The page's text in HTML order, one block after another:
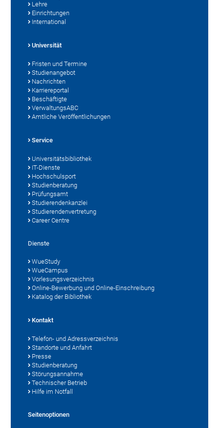
Lehre
Einrichtungen
International
Universität
Fristen und Termine
Studienangebot
Nachrichten
Karriereportal
Beschäftigte
VerwaltungsABC
Amtliche Veröffentlichungen
Service
Universitätsbibliothek
IT-Dienste
Hochschulsport
Studienberatung
Prüfungsamt
Studierendenkanzlei
Studierendenvertretung
Career Centre
Dienste
WueStudy
WueCampus
Vorlesungsverzeichnis
Online-Bewerbung und Online-Einschreibung
Katalog der Bibliothek
Kontakt
Telefon- und Adressverzeichnis
Standorte und Anfahrt
Presse
Studienberatung
Störungsannahme
Technischer Betrieb
Hilfe im Notfall
Seitenoptionen